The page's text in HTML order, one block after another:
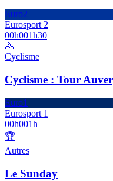
Euro2
Eurosport 2
00h001h30
🚴
Cyclisme
Cyclisme : Tour
Euro1
Eurosport 1
00h001h
🏆
Autres
Le Sunday